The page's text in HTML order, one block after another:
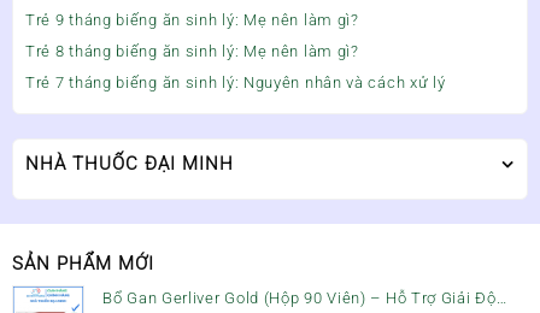
Trẻ 9 tháng biếng ăn sinh lý: Mẹ nên làm gì?
Trẻ 8 tháng biếng ăn sinh lý: Mẹ nên làm gì?
Trẻ 7 tháng biếng ăn sinh lý: Nguyên nhân và cách xử lý
NHÀ THUỐC ĐẠI MINH
SẢN PHẨM MỚI
Bổ Gan Gerliver Gold (Hộp 90 Viên) – Hỗ Trợ Giải Độc